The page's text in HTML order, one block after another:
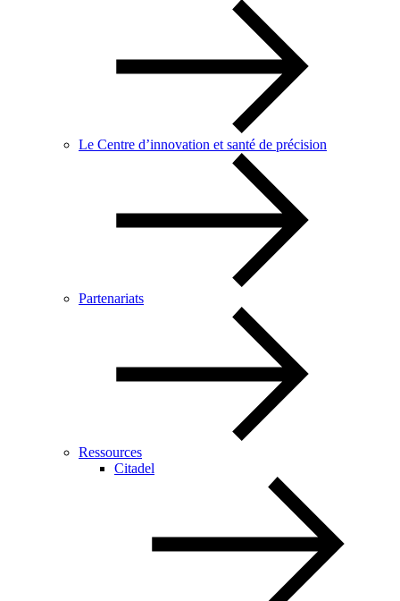
Le Centre d’innovation et santé de précision
Partenariats
Ressources
Citadel